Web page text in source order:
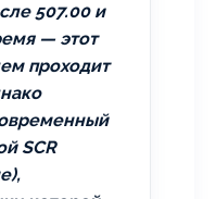
507.00 и
— этот
проходит
SCR